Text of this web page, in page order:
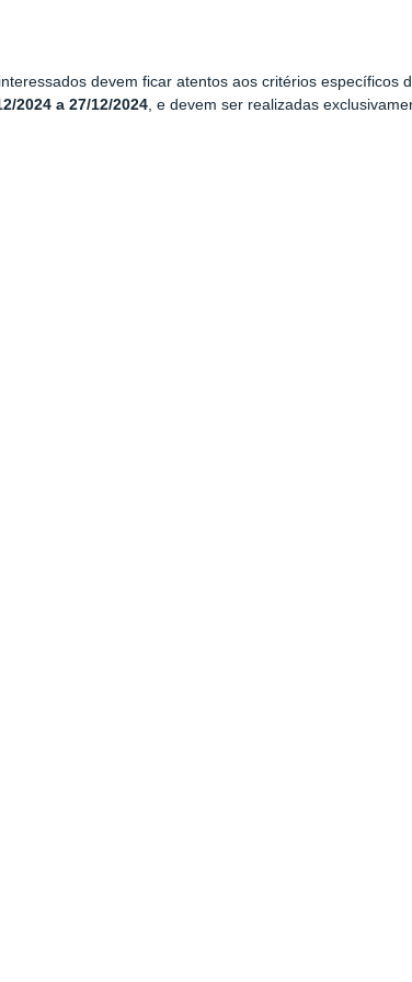
devem ficar atentos aos critérios específicos
2024 a 27/12/2024 , e devem ser realizadas